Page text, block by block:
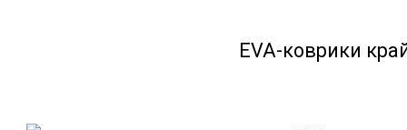
EVA-коврики